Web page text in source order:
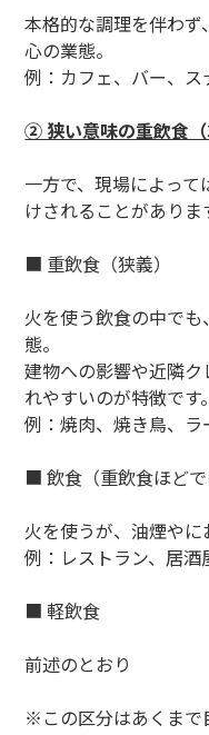
本格的な調理を伴わ
心の業態。
例：カフェ、バー、ス
② 狭い意味の重飲食（
一方で、現場によっ
けされることがありま
■ 重飲食（狭義）
火を使う飲食の中で
態。
建物への影響や近隣
れやすいのが特徴です。
例：焼肉、焼き鳥、
■ 飲食（重飲食ほどで
火を使うが、油煙やに
例：レストラン、居
■ 軽飲食
前述のとおり
※この区分はあくまで